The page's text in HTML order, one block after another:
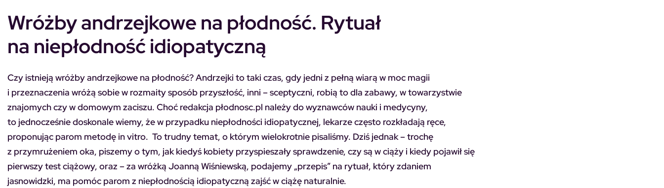
Wróżby andrzejkowe na płodność. Rytuał
na niepłodność idiopatyczną
Czy istnieją wróżby andrzejkowe na płodność? Andrzejki to taki czas, gdy jedni z pełną wiarą w moc magii
i przeznaczenia wróżą sobie w rozmaity sposób przyszłość, inni – sceptyczni, robią to dla zabawy, w towarzystwie
znajomych czy w domowym zaciszu. Choć redakcja płodnosc.pl należy do wyznawców nauki i medycyny,
to jednocześnie doskonale wiemy, że w przypadku niepłodności idiopatycznej, lekarze często rozkładają ręce,
proponując parom metodę in vitro. To trudny temat, o którym wielokrotnie pisaliśmy. Dziś jednak–trochę
z przymrużeniem oka, piszemy o tym, jak kiedyś kobiety przyspieszały sprawdzenie, czy są w ciąży i kiedy pojawił się
pierwszy test ciążowy, oraz –za wróżką Joanną Wiśniewską, podajemy „przepis” na rytuał, który zdaniem
jasnowidzki, ma pomóc parom z niepłodnością idiopatyczną zajść w ciążę naturalnie.